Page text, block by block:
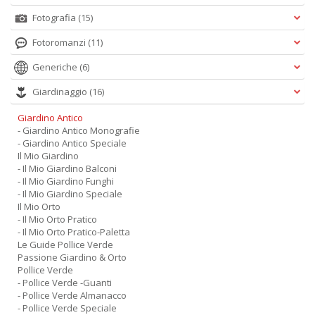
Fotografia (15)
Fotoromanzi (11)
Generiche (6)
Giardinaggio (16)
Giardino Antico
- Giardino Antico Monografie
- Giardino Antico Speciale
Il Mio Giardino
- Il Mio Giardino Balconi
- Il Mio Giardino Funghi
- Il Mio Giardino Speciale
Il Mio Orto
- Il Mio Orto Pratico
- Il Mio Orto Pratico-Paletta
Le Guide Pollice Verde
Passione Giardino & Orto
Pollice Verde
- Pollice Verde -Guanti
- Pollice Verde Almanacco
- Pollice Verde Speciale